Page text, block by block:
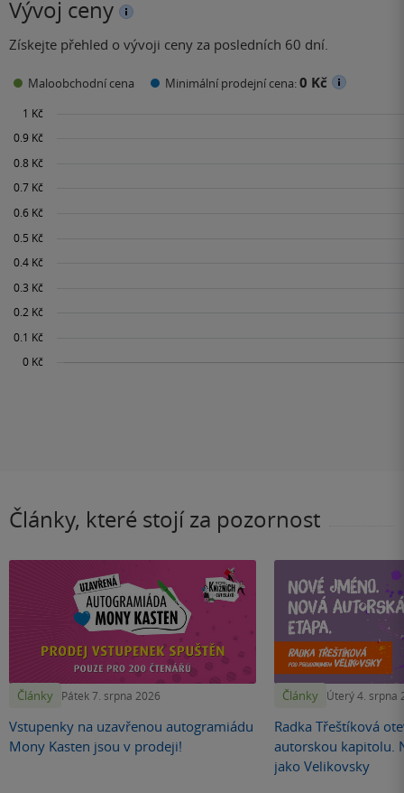
Vývoj ceny
Získejte přehled o vývoji ceny za posledních 60 dní.
Maloobchodní cena Minimální prodejní cena:0 Kč
Články, které stojí za pozornost
Články Pátek 7. srpna 2026
Vstupenky na uzavřenou autogramiádu
Mony Kasten jsou v prodeji!
Články Úterý 4. srpna
Radka Třeštíková
autorskou kapitolu.
jako Velikovsky